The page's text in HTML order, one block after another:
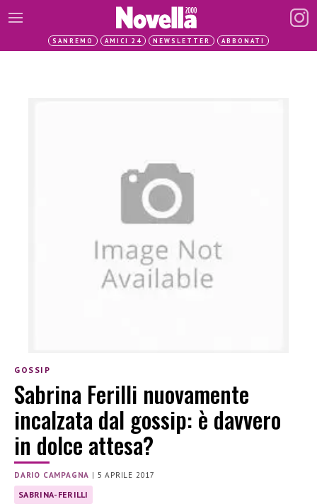
SANREMO AMICI 24 NEWSLETTER ABBONATI
GOSSIP
Sabrina Ferilli nuovamente
incalzata dal gossip: è davvero
in dolce attesa?
DARIO CAMPAGNA | 5 APRILE 2017
SABRINA-FERILLI